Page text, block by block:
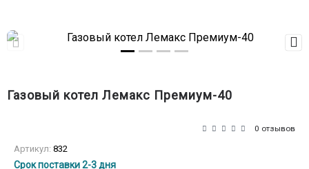
Газовый котел Лемакс Премиум-40
0 отзывов
Артикул: 832
Срок поставки 2-3 дня